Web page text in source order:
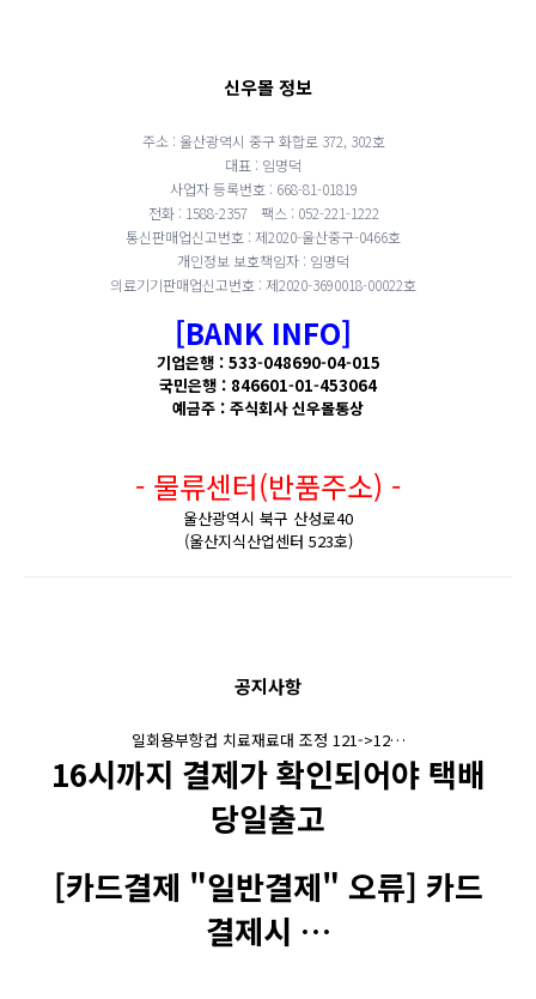
신우몰 정보
주소 : 울산광역시 중구 화합로 372, 302호
대표 : 임명덕
사업자 등록번호 : 668-81-01819
전화 : 1588-2357
팩스 : 052-221-1222
통신판매업신고번호 : 제2020-울산중구-0466호
개인정보 보호책임자 : 임명덕
의료기기판매업신고번호 : 제2020-3690018-00022호
[BANK INFO]
기업은행 : 533-048690-04-015
국민은행 : 846601-01-453064
예금주 : 주식회사 신우몰통상
- 물류센터(반품주소) -
울산광역시 북구 산성로40
(울산지식산업센터 523호)
공지사항
일회용부항컵 치료재료대 조정 121->12…
16시까지 결제가 확인되어야 택배
당일출고
[카드결제 "일반결제" 오류] 카드
결제시 …